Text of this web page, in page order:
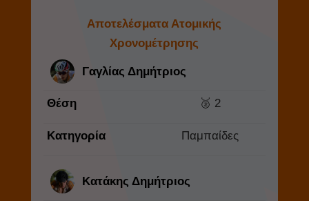
Αποτελέσματα Ατομικής
Χρονομέτρησης
Γαγλίας Δημήτριος
Θέση 🥈 2
Κατηγορία Παμπαίδες
Κατάκης Δημήτριος